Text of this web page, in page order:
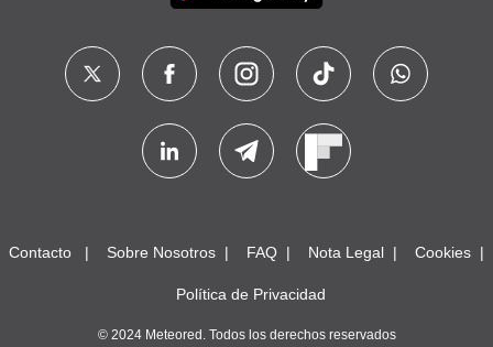
Contacto Sobre Nosotros FAQ Nota Legal Cookies
Política de Privacidad
© 2024 Meteored. Todos los derechos reservados